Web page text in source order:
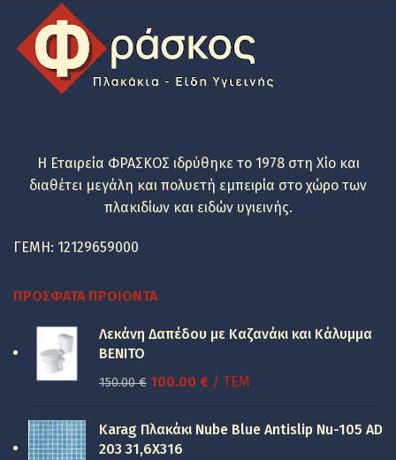
Η Εταιρεία ΦΡΑΣΚΟΣ ιδρύθηκε το 1978 στη Χίο και
διαθέτει μεγάλη και πολυετή εμπειρία στο χώρο των
πλακιδίων και ειδών υγιεινής.
ΓΕΜΗ: 12129659000
ΠΡΌΣΦΑΤΑ ΠΡΟΙΌΝΤΑ
Λεκάνη Δαπέδου με Καζανάκι και Κάλυμμα
BENITO
150.00€ Original
was:
150.00 €.
100.00 €Η
τιμή
/ ΤΕΜ
Karag Πλακάκι Nube Blue Antislip Nu-105 AD
203 31,6X316